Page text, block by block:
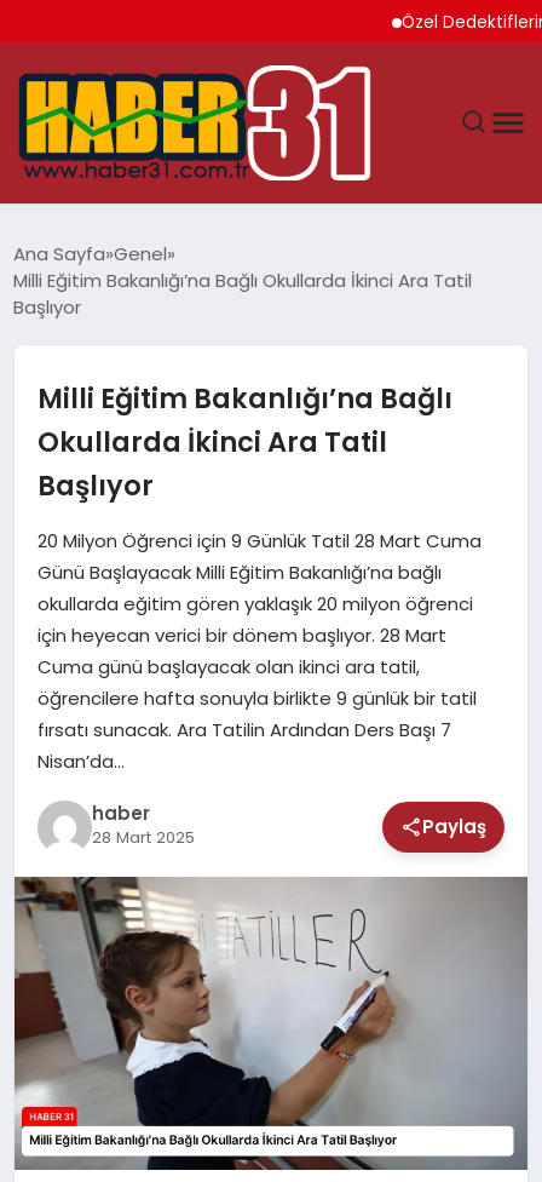
Özel Dedektiflerin
HATAY
GÜNDEM
MAGAZIN
SAĞLIK
TEKNOLOJI
Ana Sayfa Genel
Milli Eğitim Bakanlığı’na Bağlı Okullarda İkinci Ara Tatil
Başlıyor
Milli Eğitim Bakanlığı’na Bağlı
Okullarda İkinci Ara Tatil
Başlıyor
20 Milyon Öğrenci için 9 Günlük Tatil 28 Mart Cuma
Günü Başlayacak Milli Eğitim Bakanlığı’na bağlı
okullarda eğitim gören yaklaşık 20 milyon öğrenci
için heyecan verici bir dönem başlıyor. 28 Mart
Cuma günü başlayacak olan ikinci ara tatil,
öğrencilere hafta sonuyla birlikte 9 günlük bir tatil
fırsatı sunacak. Ara Tatilin Ardından Ders Başı 7
Nisan’da…
haber
28 Mart 2025 Paylaş